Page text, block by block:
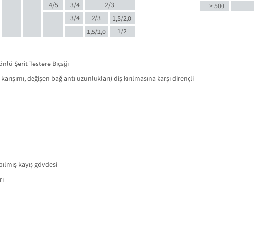
4/5 3/4
2/3
3/4 2/3
1,5/2,0
1,5/2,0 1/2
> 500
Şerit Testere Bıçağı
değişen bağlantı uzunlukları) diş kırılmasına karşı dirençli
kayış gövdesi